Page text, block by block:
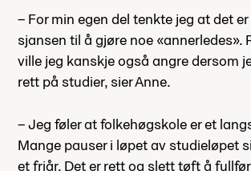
– For min egen del tenkte jeg at det
sjansen til å gjøre noe «annerledes».
ville jeg kanskje også angre dersom
rett på studier, sier Anne.
– Jeg føler at folkehøgskole er et
Mange pauser i løpet av studieløpet
et friår. Det er rett og slett tøft å